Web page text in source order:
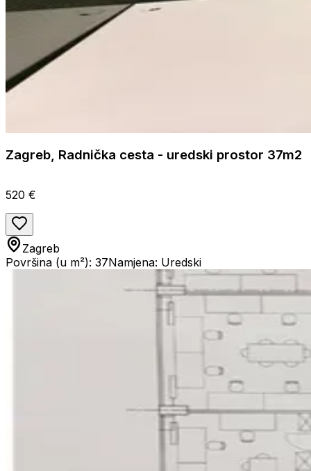
Zagreb, Radnička cesta - uredski prostor 37m2
520 €
Zagreb
Površina (u m²): 37Namjena: Uredski